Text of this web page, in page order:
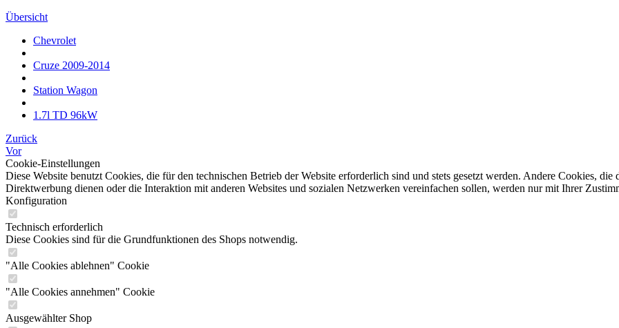
Übersicht
Chevrolet
Cruze 2009-2014
Station Wagon
1.7l TD 96kW
Zurück
Vor
Cookie-Einstellungen
Diese Website benutzt Cookies, die für den technischen Betrieb der Website erforderlich sind und stets gesetzt werden. Andere Cookies,
Direktwerbung dienen oder die Interaktion mit anderen Websites und sozialen Netzwerken vereinfachen sollen, werden nur mit Ihrer
Konfiguration
Technisch erforderlich
Diese Cookies sind für die Grundfunktionen des Shops notwendig.
"Alle Cookies ablehnen" Cookie
"Alle Cookies annehmen" Cookie
Ausgewählter Shop